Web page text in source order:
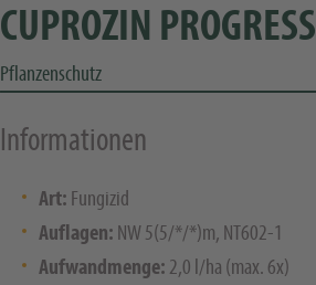
CUPROZIN PROGRESS
Pflanzenschutz
Informationen
Art: Fungizid
Auflagen: NW 5(5/*/*)m, NT602-1
Aufwandmenge: 2,0 l/ha (max. 6x)